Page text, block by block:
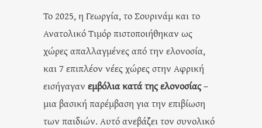
Το 2025, η Γεωργία, το Σουρινάμ και το
Ανατολικό Τιμόρ πιστοποιήθηκαν ως
χώρες απαλλαγμένες από την ελονοσία,
και 7 επιπλέον νέες χώρες στην Αφρική
εισήγαγαν εμβόλια κατά της ελονοσίας–
μια βασική παρέμβαση για την επιβίωση
των παιδιών. Αυτό ανεβάζει τον συνολικό